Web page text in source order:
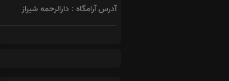
آدرس آرامگاه : دارالرحمه شیراز